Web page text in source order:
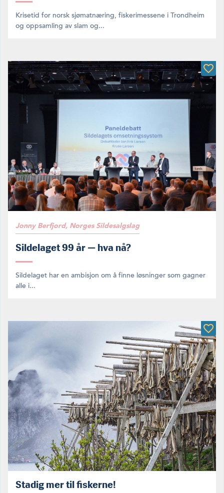
Krisetid for norsk sjømatnæring, fiskerimessene i Trondheim
og oppsamling av slam og...
Jonny Berfjord, Norges Sildesalgslag
Sildelaget 99 år — hva nå?
Sildelaget har en ambisjon om å finne løsninger som gagner
alle i...
Stadig mer til fiskerne!